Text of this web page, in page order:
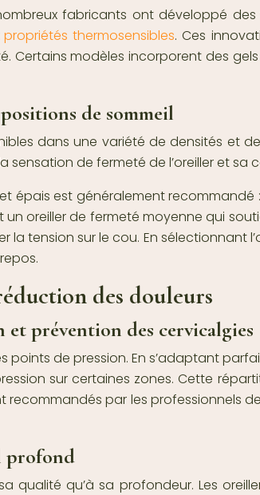
fabricants ont développé
propriétés thermosensibles. Ces
Certains modèles incorporent des
de sommeil
dans une variété de densités et
de fermeté de l’oreiller et sa
épais est généralement
oreiller de fermeté moyenne qui
la tension sur le cou. En
des douleurs
prévention des cervicalgies
points de pression. En s’adaptant
sur certaines zones. Cette
recommandés par les
profond
qualité qu’à sa profondeur. Les